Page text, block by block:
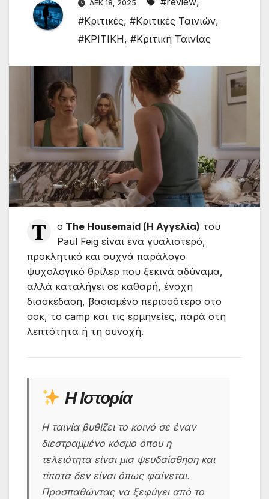
ΔΕΚ 18, 2025
#Κριτικές, #Κριτικές Ταινιών,
#ΚΡΙΤΙΚΗ, #Κριτική Ταινίας
T ο The Housemaid (Η Αγγελία) του
Paul Feig είναι ένα γυαλιστερό,
προκλητικό και συχνά παράλογο
ψυχολογικό θρίλερ που ξεκινά αδύναμα,
αλλά καταλήγει σε καθαρή, ένοχη
διασκέδαση, βασισμένο περισσότερο στο
σοκ, το camp και τις ερμηνείες, παρά στη
λεπτότητα ή τη συνοχή.
Η Ιστορία
Η ταινία βυθίζει το κοινό σε έναν
διεστραμμένο κόσμο όπου η
τελειότητα είναι μια ψευδαίσθηση και
τίποτα δεν είναι όπως φαίνεται.
Προσπαθώντας να ξεφύγει από το